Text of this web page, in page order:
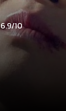
6.9/10